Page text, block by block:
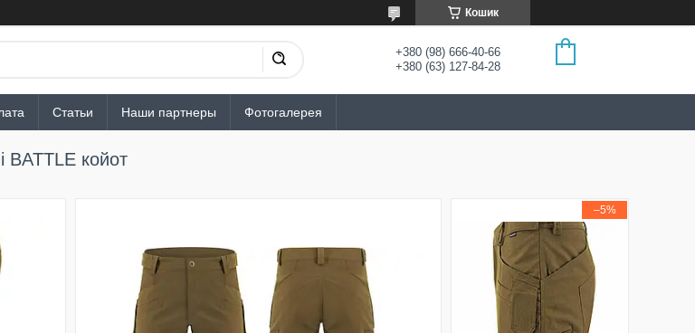
Кошик
+380 (98) 666-40-66
+380 (63) 127-84-28
Статьи Наши партнеры Фотогалерея
BATTLE койот
–5%